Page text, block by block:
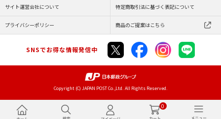
0
サイト運営会社について 特定商取引法に基づく表記について
プライバシーポリシー 商品のご提案はこちら
SNSでお得な情報発信中
Copyright (C) JAPAN POST Co.,Ltd. All Rights Reserved.